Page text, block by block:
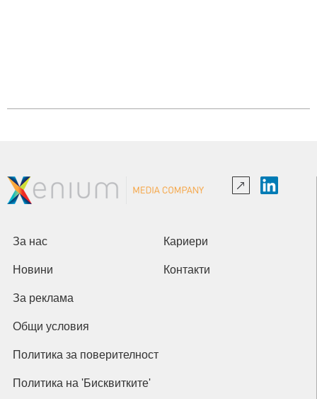
За нас Кариери
Новини Контакти
За реклама
Общи условия
Политика за поверителност
Политика на 'Бисквитките'